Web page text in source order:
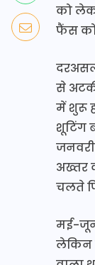
को
फैंस को
से
में शुरू
शूटिंग
अख्तर
चलते
मई-जून
लेकिन